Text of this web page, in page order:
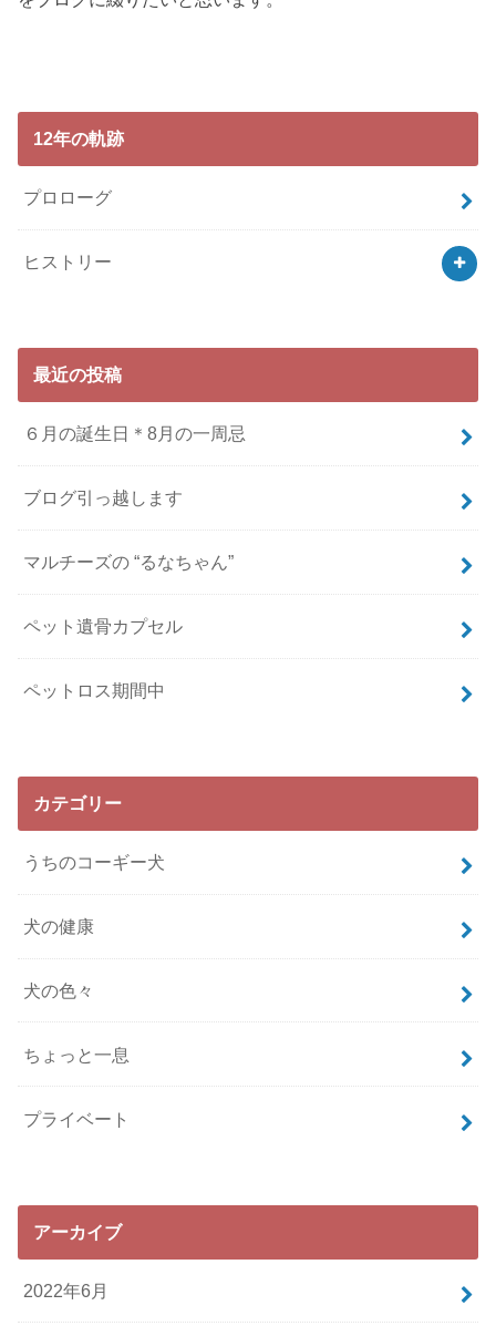
12年の軌跡
プロローグ
ヒストリー
最近の投稿
６月の誕生日＊8月の一周忌
ブログ引っ越します
マルチーズの “るなちゃん”
ペット遺骨カプセル
ペットロス期間中
カテゴリー
うちのコーギー犬
犬の健康
犬の色々
ちょっと一息
プライベート
アーカイブ
2022年6月